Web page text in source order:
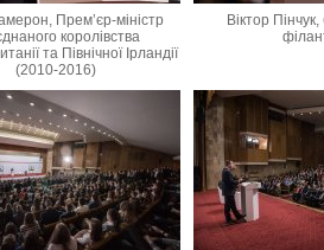
Прем’єр-міністр
королівства
та Північної Ірландії
(2010-2016)
Віктор